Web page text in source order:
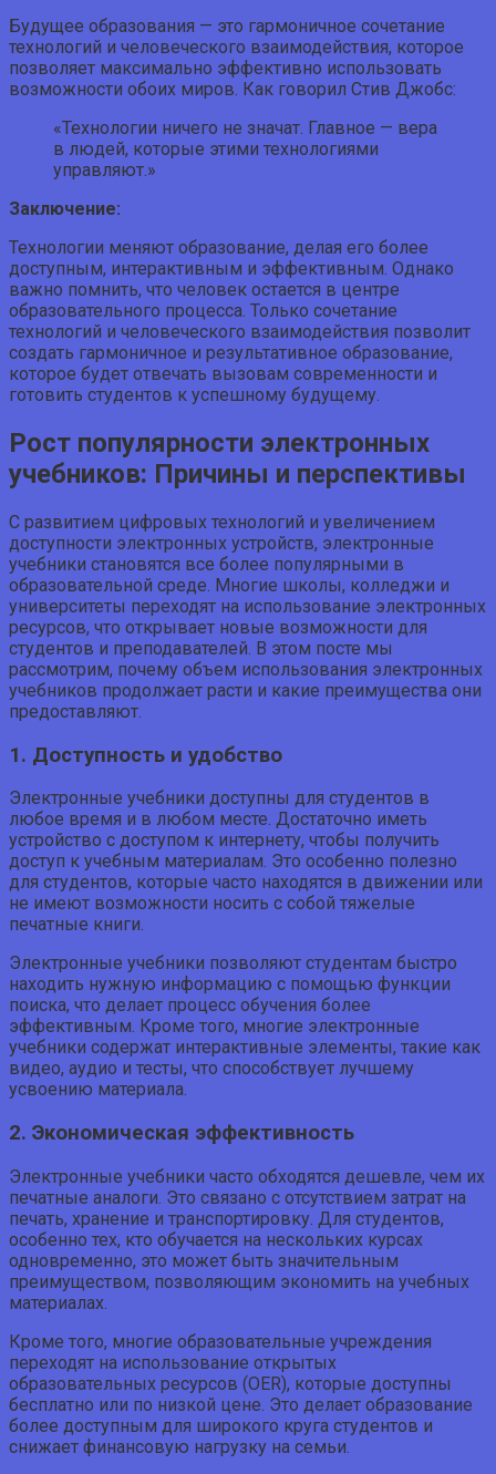
Будущее образования — это гармоничное сочетание
технологий и человеческого взаимодействия, которое
позволяет максимально эффективно использовать
возможности обоих миров. Как говорил Стив Джобс:
«Технологии ничего не значат. Главное — вера
в людей, которые этими технологиями
управляют.»
Заключение:
Технологии меняют образование, делая его более
доступным, интерактивным и эффективным. Однако
важно помнить, что человек остается в центре
образовательного процесса. Только сочетание
технологий и человеческого взаимодействия позволит
создать гармоничное и результативное образование,
которое будет отвечать вызовам современности и
готовить студентов к успешному будущему.
Рост популярности электронных
учебников: Причины и перспективы
С развитием цифровых технологий и увеличением
доступности электронных устройств, электронные
учебники становятся все более популярными в
образовательной среде. Многие школы, колледжи и
университеты переходят на использование электронных
ресурсов, что открывает новые возможности для
студентов и преподавателей. В этом посте мы
рассмотрим, почему объем использования электронных
учебников продолжает расти и какие преимущества они
предоставляют.
1. Доступность и удобство
Электронные учебники доступны для студентов в
любое время и в любом месте. Достаточно иметь
устройство с доступом к интернету, чтобы получить
доступ к учебным материалам. Это особенно полезно
для студентов, которые часто находятся в движении или
не имеют возможности носить с собой тяжелые
печатные книги.
Электронные учебники позволяют студентам быстро
находить нужную информацию с помощью функции
поиска, что делает процесс обучения более
эффективным. Кроме того, многие электронные
учебники содержат интерактивные элементы, такие как
видео, аудио и тесты, что способствует лучшему
усвоению материала.
2. Экономическая эффективность
Электронные учебники часто обходятся дешевле, чем их
печатные аналоги. Это связано с отсутствием затрат на
печать, хранение и транспортировку. Для студентов,
особенно тех, кто обучается на нескольких курсах
одновременно, это может быть значительным
преимуществом, позволяющим экономить на учебных
материалах.
Кроме того, многие образовательные учреждения
переходят на использование открытых
образовательных ресурсов (OER), которые доступны
бесплатно или по низкой цене. Это делает образование
более доступным для широкого круга студентов и
снижает финансовую нагрузку на семьи.